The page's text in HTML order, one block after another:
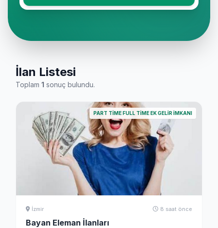
İlan Listesi
Toplam 1 sonuç bulundu.
PART TIME FULL TIME EK GELIR İMKANI
İzmir 8 saat önce
Bayan Eleman İlanları